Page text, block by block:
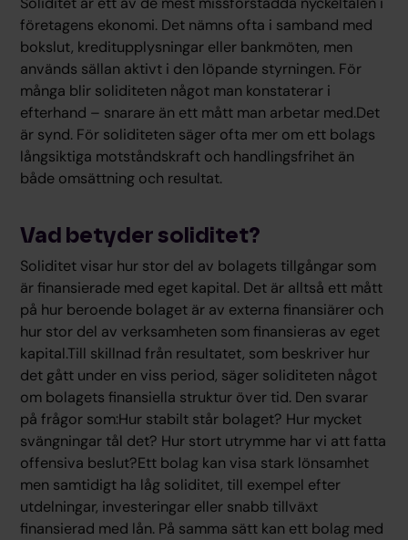
företagens ekonomi. Det nämns ofta i samband med
bokslut, kreditupplysningar eller bankmöten, men
används sällan aktivt i den löpande styrningen. För
många blir soliditeten något man konstaterar i
efterhand – snarare än ett mått man arbetar med.Det
är synd. För soliditeten säger ofta mer om ett bolags
långsiktiga motståndskraft och handlingsfrihet än
både omsättning och resultat.
Vad betyder soliditet?
Soliditet visar hur stor del av bolagets tillgångar som
är finansierade med eget kapital. Det är alltså ett mått
på hur beroende bolaget är av externa finansiärer och
hur stor del av verksamheten som finansieras av eget
kapital.Till skillnad från resultatet, som beskriver hur
det gått under en viss period, säger soliditeten något
om bolagets finansiella struktur över tid. Den svarar
på frågor som:Hur stabilt står bolaget? Hur mycket
svängningar tål det? Hur stort utrymme har vi att fatta
offensiva beslut?Ett bolag kan visa stark lönsamhet
men samtidigt ha låg soliditet, till exempel efter
utdelningar, investeringar eller snabb tillväxt
finansierad med lån. På samma sätt kan ett bolag med